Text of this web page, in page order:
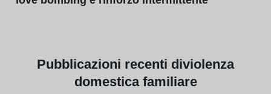
Pubblicazioni recenti diviolenza
domestica familiare